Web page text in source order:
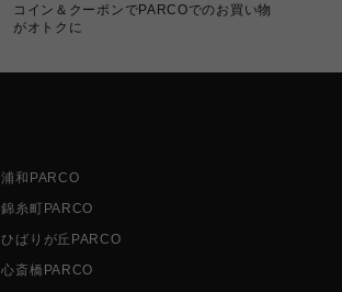
コイン＆クーポンでPARCOでのお買い物
がオトクに
浦和PARCO
錦糸町PARCO
ひばりが丘PARCO
心斎橋PARCO